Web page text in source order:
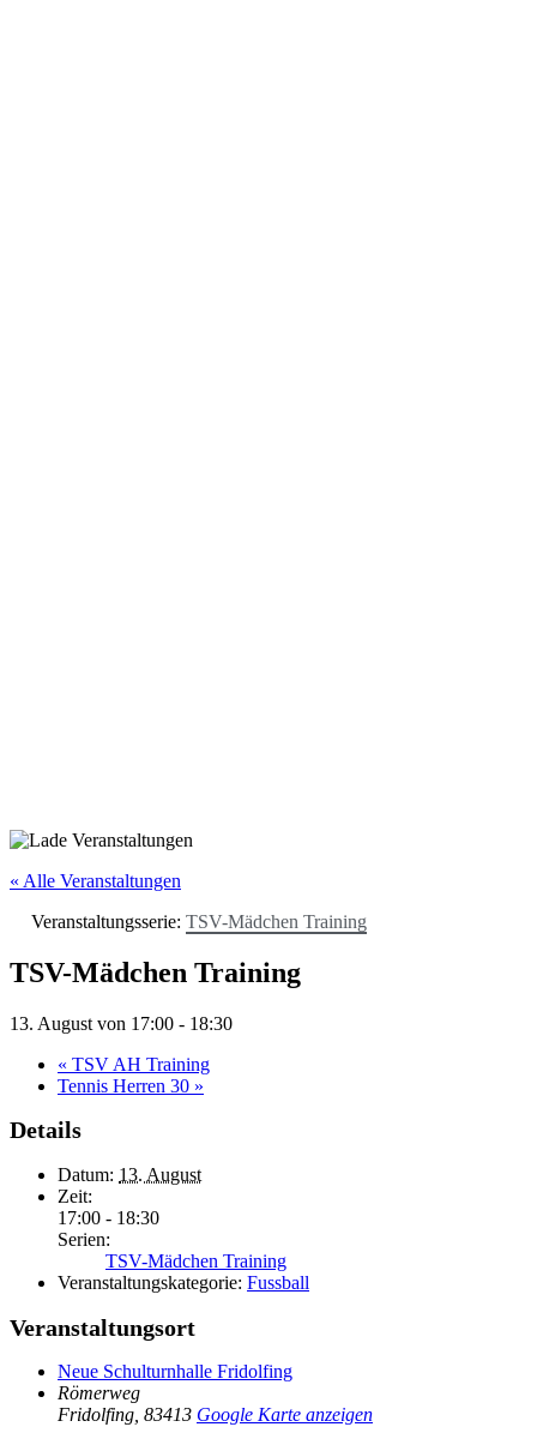
« Alle Veranstaltungen
Veranstaltungsserie: TSV-Mädchen Training
TSV-Mädchen Training
13. August von 17:00 - 18:30
« TSV AH Training
Tennis Herren 30 »
Details
Datum: 13. August
Zeit:
17:00 - 18:30
Serien:
TSV-Mädchen Training
Veranstaltungskategorie: Fussball
Veranstaltungsort
Neue Schulturnhalle Fridolfing
Römerweg
Fridolfing 83413 Google Karte anzeigen